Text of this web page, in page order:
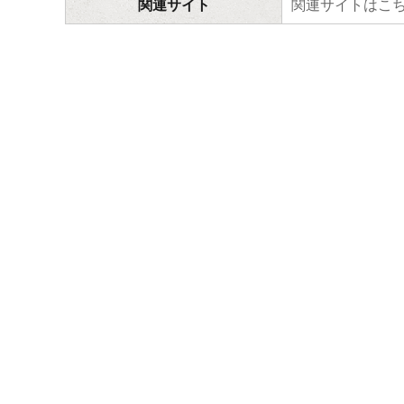
関連サイト 関連サイトはこ